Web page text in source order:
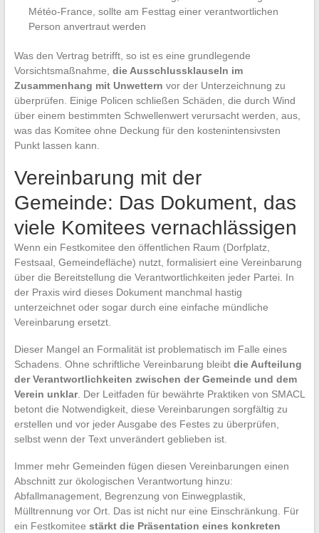
Météo-France, sollte am Festtag einer verantwortlichen
Person anvertraut werden
Was den Vertrag betrifft, so ist es eine grundlegende
Vorsichtsmaßnahme, die Ausschlussklauseln im
Zusammenhang mit Unwettern vor der Unterzeichnung zu
überprüfen. Einige Policen schließen Schäden, die durch Wind
über einem bestimmten Schwellenwert verursacht werden, aus,
was das Komitee ohne Deckung für den kostenintensivsten
Punkt lassen kann.
Vereinbarung mit der
Gemeinde: Das Dokument, das
viele Komitees vernachlässigen
Wenn ein Festkomitee den öffentlichen Raum (Dorfplatz,
Festsaal, Gemeindefläche) nutzt, formalisiert eine Vereinbarung
über die Bereitstellung die Verantwortlichkeiten jeder Partei. In
der Praxis wird dieses Dokument manchmal hastig
unterzeichnet oder sogar durch eine einfache mündliche
Vereinbarung ersetzt.
Dieser Mangel an Formalität ist problematisch im Falle eines
Schadens. Ohne schriftliche Vereinbarung bleibt die Aufteilung
der Verantwortlichkeiten zwischen der Gemeinde und dem
Verein unklar. Der Leitfaden für bewährte Praktiken von SMACL
betont die Notwendigkeit, diese Vereinbarungen sorgfältig zu
erstellen und vor jeder Ausgabe des Festes zu überprüfen,
selbst wenn der Text unverändert geblieben ist.
Immer mehr Gemeinden fügen diesen Vereinbarungen einen
Abschnitt zur ökologischen Verantwortung hinzu:
Abfallmanagement, Begrenzung von Einwegplastik,
Mülltrennung vor Ort. Das ist nicht nur eine Einschränkung. Für
ein Festkomitee stärkt die Präsentation eines konkreten